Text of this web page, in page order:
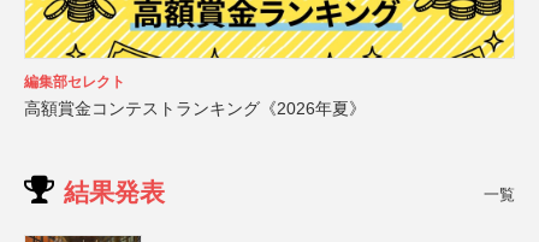
編集部セレクト
高額賞金コンテストランキング《2026年夏》
結果発表 一覧